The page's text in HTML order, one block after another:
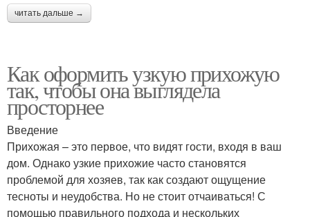
читать дальше →
Как оформить узкую прихожую
так, чтобы она выглядела
просторнее
Введение
Прихожая – это первое, что видят гости, входя в ваш
дом. Однако узкие прихожие часто становятся
проблемой для хозяев, так как создают ощущение
тесноты и неудобства. Но не стоит отчаиваться! С
помощью правильного подхода и нескольких